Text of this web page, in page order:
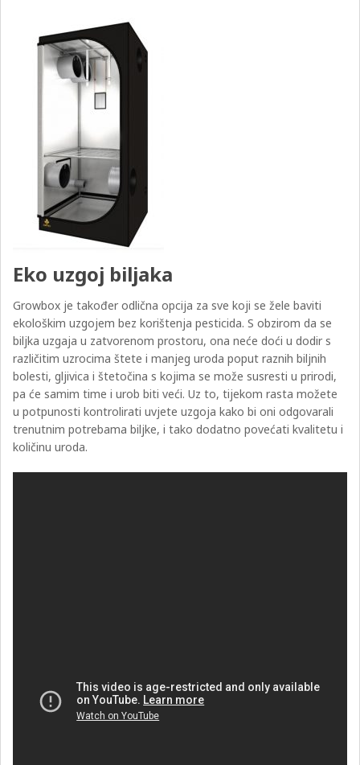
Eko uzgoj biljaka
Growbox je također odlična opcija za sve koji se žele baviti
ekološkim uzgojem bez korištenja pesticida. S obzirom da se
biljka uzgaja u zatvorenom prostoru, ona neće doći u dodir s
različitim uzrocima štete i manjeg uroda poput raznih biljnih
bolesti, gljivica i štetočina s kojima se može susresti u prirodi,
pa će samim time i urob biti veći. Uz to, tijekom rasta možete
u potpunosti kontrolirati uvjete uzgoja kako bi oni odgovarali
trenutnim potrebama biljke, i tako dodatno povećati kvalitetu i
količinu uroda.